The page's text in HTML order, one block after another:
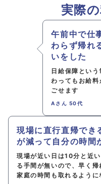
実際
午前中で仕
わらず帰れ
いをした
日給保障とい
わってもお給
ごせます
Aさん 50代
現場に直行直帰でき
が減って 自分の時間
現場が近い日は10分と近
る手間が無いので、早く帰
家庭の時間も取れるように